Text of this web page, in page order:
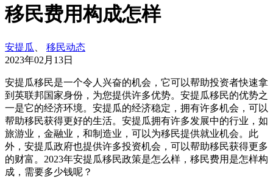
移民费用构成怎样
安提瓜
移民动态
2023年02月13日
安提瓜移民是一个令人兴奋的机会，它可以帮助投资者快速拿
到英联邦国家身份，为您提供许多优势。安提瓜移民的优势之
一是它的经济环境。安提瓜的经济稳定，拥有许多机会，可以
帮助移民获得更好的生活。安提瓜拥有许多发展中的行业，如
旅游业，金融业，和制造业，可以为移民提供就业机会。此
外，安提瓜政府也提供许多投资机会，可以帮助移民获得更多
的财富。2023年安提瓜移民政策是怎么样，移民费用是怎样构
成，需要多少钱呢？